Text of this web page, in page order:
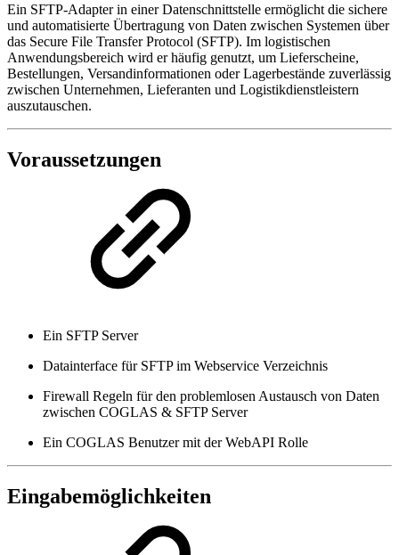
Ein SFTP-Adapter in einer Datenschnittstelle ermöglicht die sichere
und automatisierte Übertragung von Daten zwischen Systemen über
das Secure File Transfer Protocol (SFTP). Im logistischen
Anwendungsbereich wird er häufig genutzt, um Lieferscheine,
Bestellungen, Versandinformationen oder Lagerbestände zuverlässig
zwischen Unternehmen, Lieferanten und Logistikdienstleistern
auszutauschen.
Voraussetzungen
Ein SFTP Server
Datainterface für SFTP im Webservice Verzeichnis
Firewall Regeln für den problemlosen Austausch von Daten
zwischen COGLAS & SFTP Server
Ein COGLAS Benutzer mit der WebAPI Rolle
Eingabemöglichkeiten